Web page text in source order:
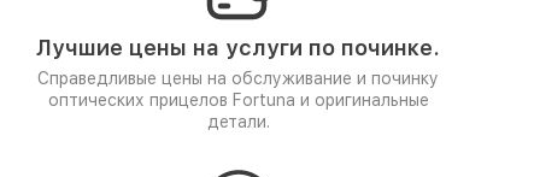
Лучшие цены на услуги по починке.
Справедливые цены на обслуживание и починку
оптических прицелов Fortuna и оригинальные
детали.